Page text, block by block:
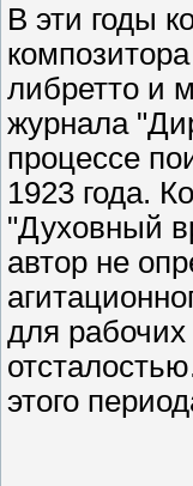
В эти годы
либретто и
журнала
процессе
1923 года.
"Духовный
автор не
для
этого